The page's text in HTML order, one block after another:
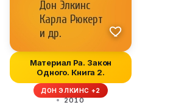
Материал Ра. Закон
Одного. Книга 2.
ДОН ЭЛКИНС +2
2010